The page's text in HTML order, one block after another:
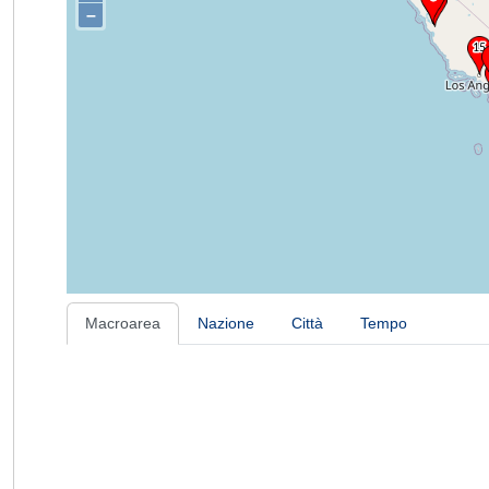
–
Macroarea Nazione Città Tempo